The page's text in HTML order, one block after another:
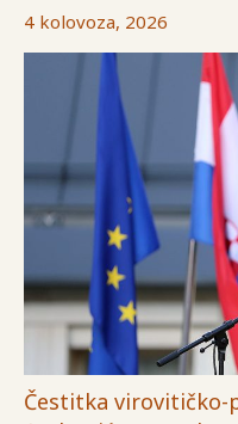
4 kolovoza, 2026
Čestitka virovitičko-